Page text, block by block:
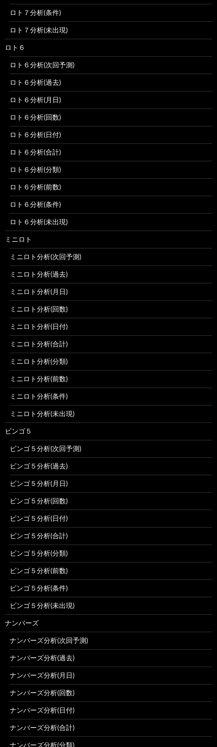
ロト７分析(条件)
ロト７分析(未出現)
ロト６
ロト６分析(次回予測)
ロト６分析(過去)
ロト６分析(月日)
ロト６分析(回数)
ロト６分析(日付)
ロト６分析(合計)
ロト６分析(分類)
ロト６分析(前数)
ロト６分析(条件)
ロト６分析(未出現)
ミニロト
ミニロト分析(次回予測)
ミニロト分析(過去)
ミニロト分析(月日)
ミニロト分析(回数)
ミニロト分析(日付)
ミニロト分析(合計)
ミニロト分析(分類)
ミニロト分析(前数)
ミニロト分析(条件)
ミニロト分析(未出現)
ビンゴ５
ビンゴ５分析(次回予測)
ビンゴ５分析(過去)
ビンゴ５分析(月日)
ビンゴ５分析(回数)
ビンゴ５分析(日付)
ビンゴ５分析(合計)
ビンゴ５分析(分類)
ビンゴ５分析(前数)
ビンゴ５分析(条件)
ビンゴ５分析(未出現)
ナンバーズ
ナンバーズ分析(次回予測)
ナンバーズ分析(過去)
ナンバーズ分析(月日)
ナンバーズ分析(回数)
ナンバーズ分析(日付)
ナンバーズ分析(合計)
ナンバーズ分析(分類)